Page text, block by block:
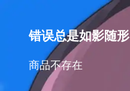
错误总是如影随形
商品不存在